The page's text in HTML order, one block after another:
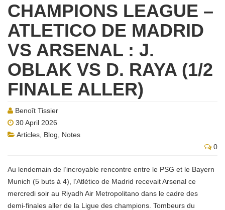
CHAMPIONS LEAGUE –
ATLETICO DE MADRID
VS ARSENAL : J.
OBLAK VS D. RAYA (1/2
FINALE ALLER)
Benoît Tissier
30 April 2026
Articles Blog
Notes
0
Au lendemain de l’incroyable rencontre entre le PSG et le Bayern
Munich (5 buts à 4), l’Atlético de Madrid recevait Arsenal ce
mercredi soir au Riyadh Air Metropolitano dans le cadre des
demi-finales aller de la Ligue des champions. Tombeurs du